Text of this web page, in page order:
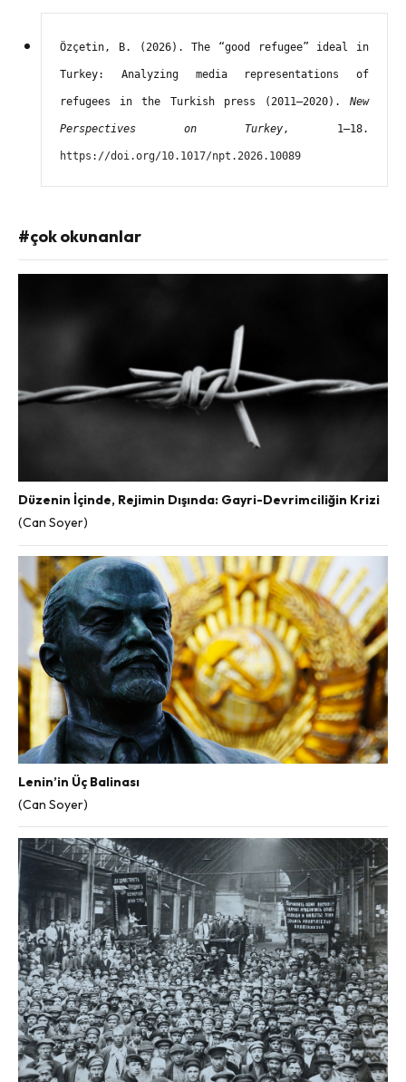
Özçetin, B. (2026). The “good refugee” ideal in
Turkey: Analyzing media representations of
refugees in the Turkish press (2011–2020). New
Perspectives on Turkey
https://doi.org/10.1017/npt.2026.10089
#çok okunanlar
Düzenin İçinde, Rejimin Dışında: Gayri-Devrimciliğin Krizi
(Can Soyer)
Lenin’in Üç Balinası
(Can Soyer)